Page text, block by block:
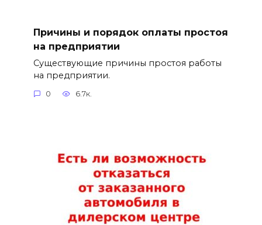
Причины и порядок оплаты простоя
на предприятии
Существующие причины простоя работы
на предприятии.
0 6.7к.